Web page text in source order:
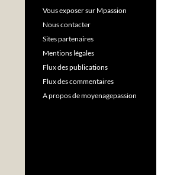
Vous exposer sur Mpassion
Nous contacter
Sites partenaires
Mentions légales
Flux des publications
Flux des commentaires
A propos de moyenagepassion